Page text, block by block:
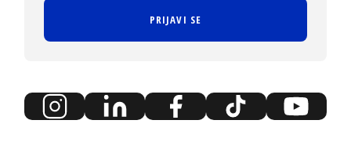
PRIJAVI SE